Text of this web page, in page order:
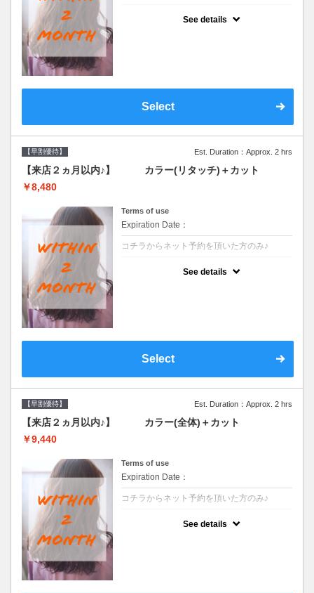
See details
Select
【早割優待】 Est. Duration：Approx. 2 hrs
【来店２ヵ月以内♪】 カラー(リタッチ)＋カット
￥8,480
Terms of use
Expiration Date：
コチラからネット予約を頂いた方のみ♪
See details
Select
【早割優待】 Est. Duration：Approx. 2 hrs
【来店２ヵ月以内♪】 カラー(全体)＋カット
￥9,440
Terms of use
Expiration Date：
コチラからネット予約を頂いた方のみ♪
See details